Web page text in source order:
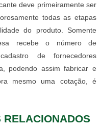
deve primeiramente ser
todas as etapas
do produto. Somente
recebe o número de
de fornecedores
podendo assim fabricar e
mesmo uma cotação, é
RELACIONADOS